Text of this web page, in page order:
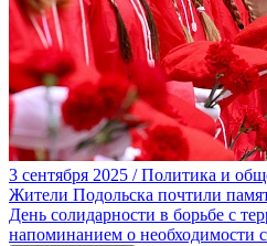
3 сентября 2025 / Политика и
Жители Подольска почтили
День солидарности в борьбе с
напоминанием о необходимости